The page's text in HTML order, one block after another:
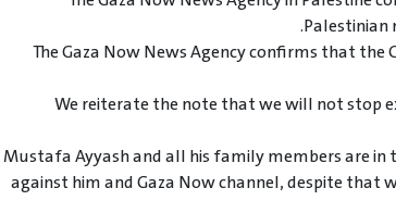
Palestinian
The Gaza Now News Agency confirms that
We reiterate the note that we will not stop
Mustafa Ayyash and all his family members are
against him and Gaza Now channel, despite